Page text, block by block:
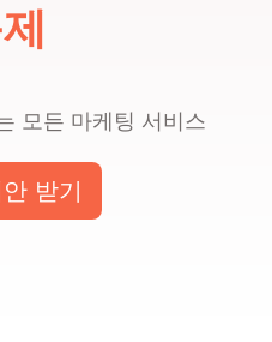
모든 마케팅 서비스
받기